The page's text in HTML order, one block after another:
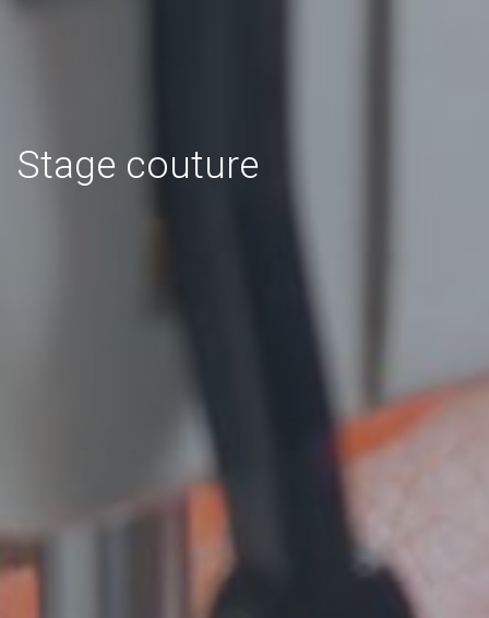
Stage couture